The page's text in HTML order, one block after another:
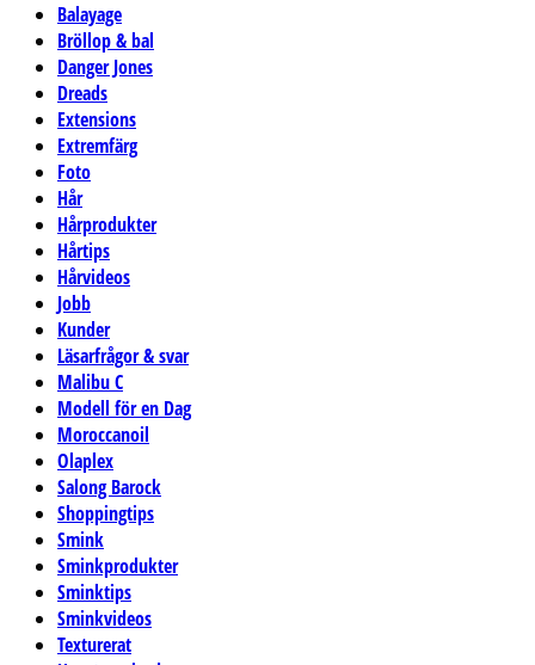
Balayage
Bröllop & bal
Danger Jones
Dreads
Extensions
Extremfärg
Foto
Hår
Hårprodukter
Hårtips
Hårvideos
Jobb
Kunder
Läsarfrågor & svar
Malibu C
Modell för en Dag
Moroccanoil
Olaplex
Salong Barock
Shoppingtips
Smink
Sminkprodukter
Sminktips
Sminkvideos
Texturerat